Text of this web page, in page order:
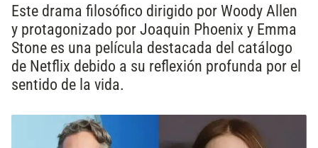
Este drama filosófico dirigido por Woody Allen
y protagonizado por Joaquin Phoenix y Emma
Stone es una película destacada del catálogo
de Netflix debido a su reflexión profunda por el
sentido de la vida.